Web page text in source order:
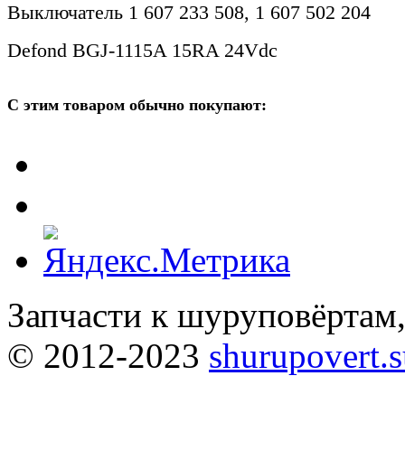
Выключатель 1 607 233 508, 1 607 502 204
Defond BGJ-1115A 15RA 24Vdc
С этим товаром обычно покупают:
Запчасти к
© 2012-2023